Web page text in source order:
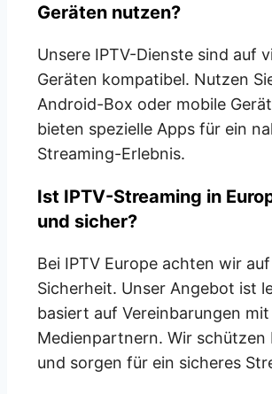
Geräten nutzen?
Unsere IPTV-Dienste sind auf
Geräten kompatibel. Nutzen
Android-Box oder mobile
bieten spezielle Apps für ein
Streaming-Erlebnis.
Ist IPTV-Streaming in
und sicher?
Bei IPTV Europe achten wir
Sicherheit. Unser Angebot ist
basiert auf Vereinbarungen mit
Medienpartnern. Wir schützen
und sorgen für ein sicheres